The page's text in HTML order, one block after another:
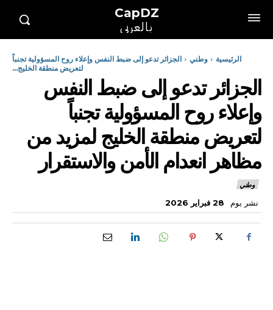
CapDZ
بالعربي
الرئيسية وطني
الجزائر تدعو إلى ضبط النفس وإعلاء روح المسؤولية تجنباً
لتعريض منطقة الخليج...
الجزائر تدعو إلى ضبط النفس
وإعلاء روح المسؤولية تجنباً
لتعريض منطقة الخليج لمزيد من
مظاهر انعدام الأمن والاستقرار
وطني
نشر يوم 28 فبراير 2026